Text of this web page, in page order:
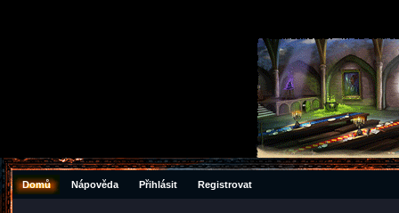
Domů Nápověda Přihlásit Registrovat